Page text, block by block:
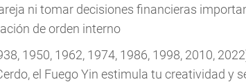
ni tomar decisiones financieras
de orden interno
1950, 1962, 1974, 1986, 1998, 2010,
el Fuego Yin estimula tu creatividad y